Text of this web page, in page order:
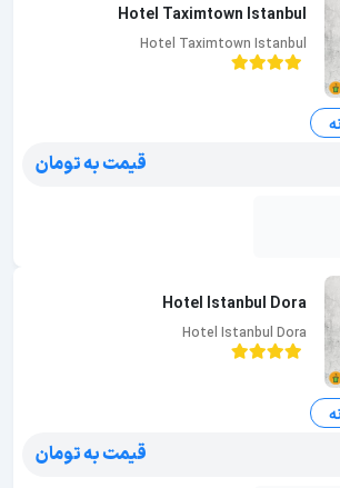
Hotel Taximtown Istanbul
Hotel Taximtown Istanbul
قیمت به تومان
Hotel Istanbul Dora
Hotel Istanbul Dora
قیمت به تومان